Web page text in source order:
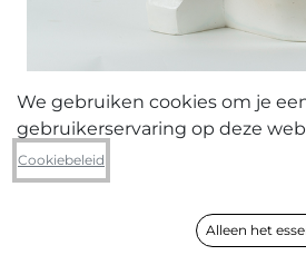
Sven Boel
Let’s meet again
64 x 46 x 38 cm
We gebruiken cookies om je
gebruikerservaring op deze
Cookiebeleid
Alleen het